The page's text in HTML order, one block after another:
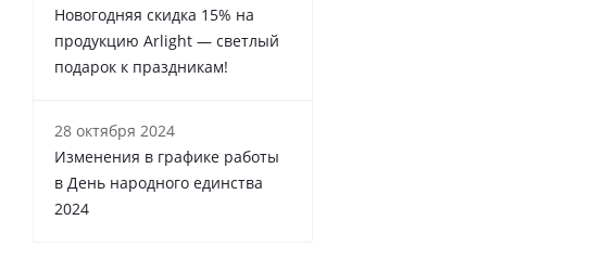
Новогодняя скидка 15% на
продукцию Arlight — светлый
подарок к праздникам!
28 октября 2024
Изменения в графике работы
в День народного единства
2024